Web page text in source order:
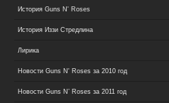
История Guns N' Roses
История Иззи Стредлина
Лирика
Новости Guns N' Roses за 2010 год
Новости Guns N’ Roses за 2011 год